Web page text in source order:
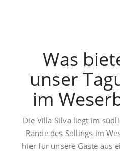
Was
unser
im
Die Villa Silva liegt im
Rande des Sollings im
hier für unsere Gäste aus